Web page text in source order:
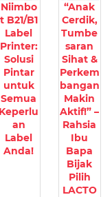
Niimbo
t B21/B1
Label
Printer:
Solusi
Pintar
untuk
Semua
Keperlu
an
Label
Anda!
“Anak
Cerdik,
Tumbe
saran
Sihat &
Perkem
bangan
Makin
Aktif!” –
Rahsia
Ibu
Bapa
Bijak
Pilih
LACTO